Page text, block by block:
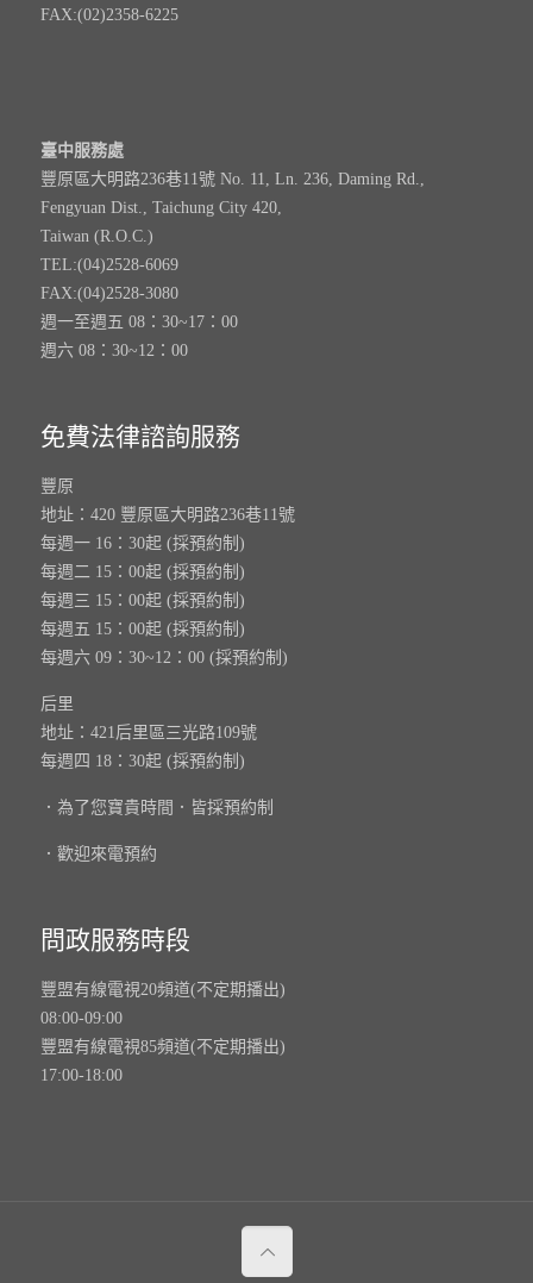
FAX:(02)2358-6225
臺中服務處
豐原區大明路236巷11號 No. 11, Ln. 236, Daming Rd.,
Fengyuan Dist., Taichung City 420,
Taiwan (R.O.C.)
TEL:(04)2528-6069
FAX:(04)2528-3080
週一至週五 08：30~17：00
週六 08：30~12：00
免費法律諮詢服務
豐原
地址：420 豐原區大明路236巷11號
每週一 16：30起 (採預約制)
每週二 15：00起 (採預約制)
每週三 15：00起 (採預約制)
每週五 15：00起 (採預約制)
每週六 09：30~12：00 (採預約制)
后里
地址：421后里區三光路109號
每週四 18：30起 (採預約制)
．為了您寶貴時間．皆採預約制
．歡迎來電預約
問政服務時段
豐盟有線電視20頻道(不定期播出)
08:00-09:00
豐盟有線電視85頻道(不定期播出)
17:00-18:00